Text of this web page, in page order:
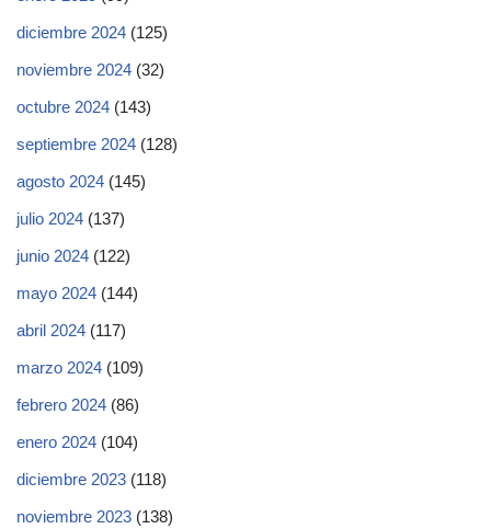
diciembre 2024 (125)
noviembre 2024 (32)
octubre 2024 (143)
septiembre 2024 (128)
agosto 2024 (145)
julio 2024 (137)
junio 2024 (122)
mayo 2024 (144)
abril 2024 (117)
marzo 2024 (109)
febrero 2024 (86)
enero 2024 (104)
diciembre 2023 (118)
noviembre 2023 (138)